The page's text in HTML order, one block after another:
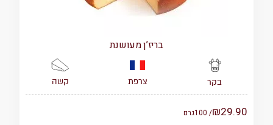
בריז’ן מעושנת
בקר צרפת קשה
₪29.90
/ 100 גרם